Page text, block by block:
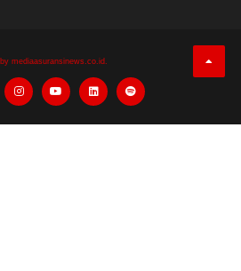
by mediaasuransinews.co.id.